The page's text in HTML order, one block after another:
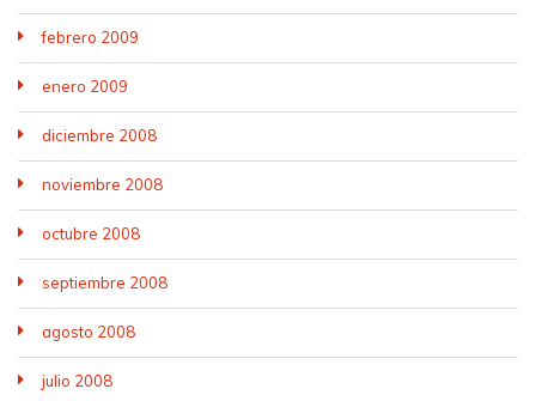
febrero 2009
enero 2009
diciembre 2008
noviembre 2008
octubre 2008
septiembre 2008
agosto 2008
julio 2008